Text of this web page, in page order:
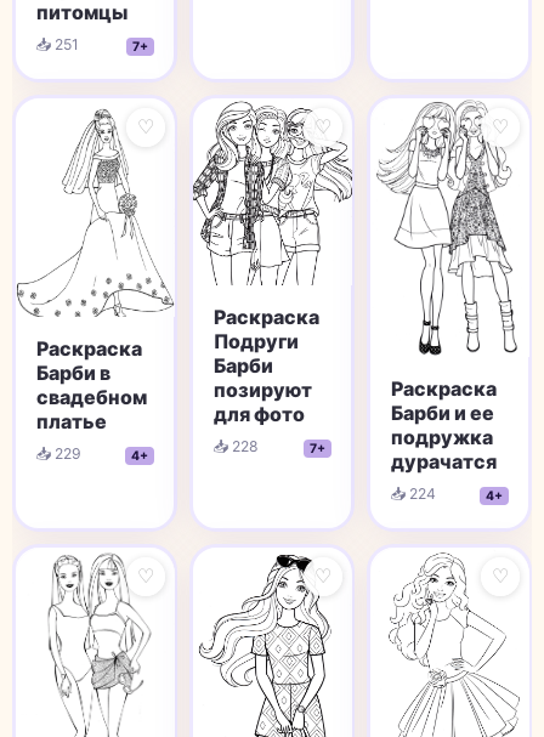
питомцы
📥 251 7+
♡
Раскраска
Барби в
свадебном
платье
📥 229 4+
♡
Раскраска
Подруги
Барби
позируют
для фото
📥 228 7+
♡
Раскраска
Барби и ее
подружка
дурачатся
📥 224 4+
♡ ♡ ♡